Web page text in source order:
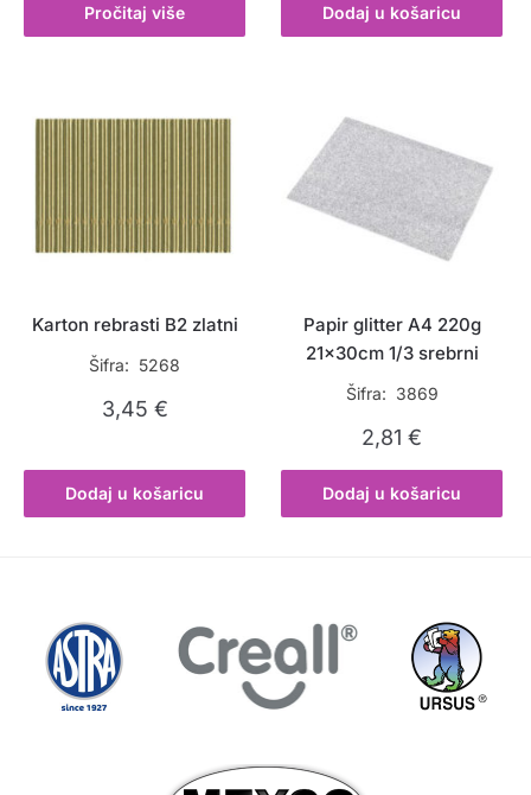
Pročitaj više Dodaj u košaricu
Karton rebrasti B2 zlatni
Šifra: 5268
3,45 €
Dodaj u košaricu
Papir glitter A4 220g
21x30cm 1/3 srebrni
Šifra: 3869
2,81€
Dodaj u košaricu